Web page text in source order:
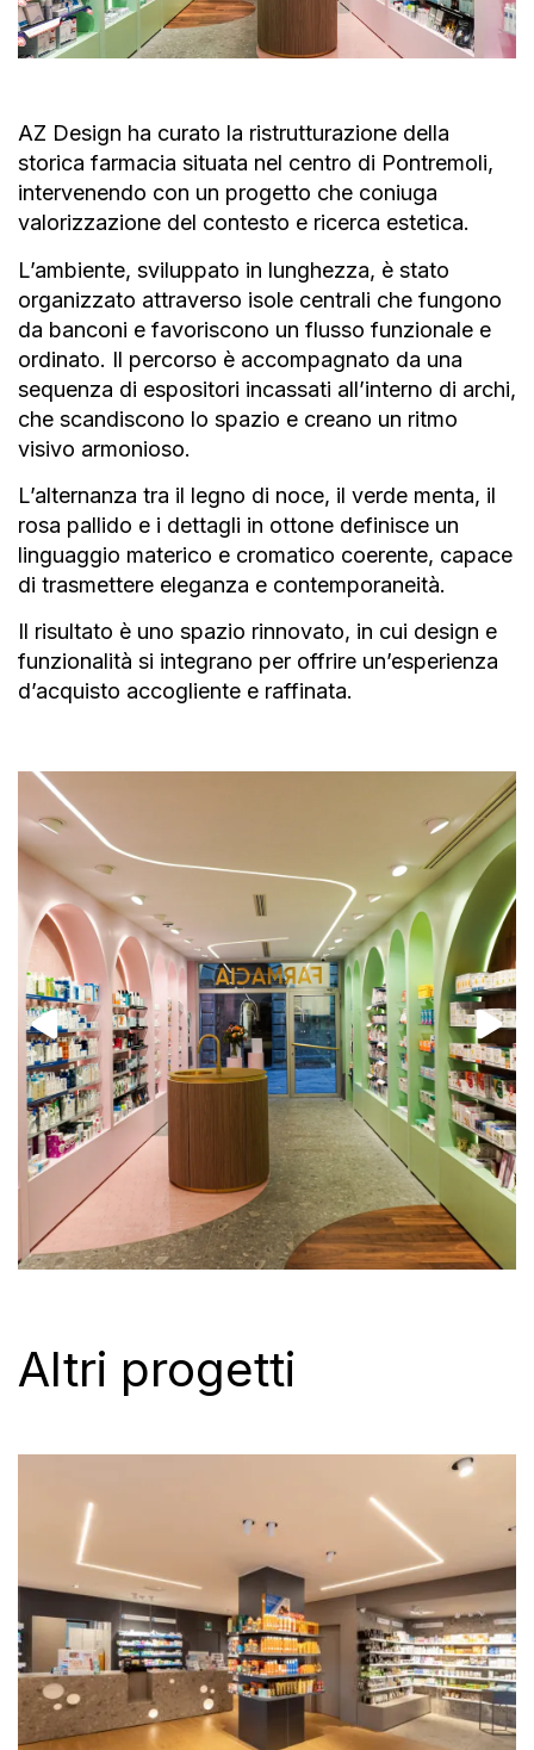
AZ Design ha curato la ristrutturazione della
storica farmacia situata nel centro di Pontremoli,
intervenendo con un progetto che coniuga
valorizzazione del contesto e ricerca estetica.
L’ambiente, sviluppato in lunghezza, è stato
organizzato attraverso isole centrali che fungono
da banconi e favoriscono un flusso funzionale e
ordinato. Il percorso è accompagnato da una
sequenza di espositori incassati all’interno di archi,
che scandiscono lo spazio e creano un ritmo
visivo armonioso.
L’alternanza tra il legno di noce, il verde menta, il
rosa pallido e i dettagli in ottone definisce un
linguaggio materico e cromatico coerente, capace
di trasmettere eleganza e contemporaneità.
Il risultato è uno spazio rinnovato, in cui design e
funzionalità si integrano per offrire un’esperienza
d’acquisto accogliente e raffinata.
Altri progetti